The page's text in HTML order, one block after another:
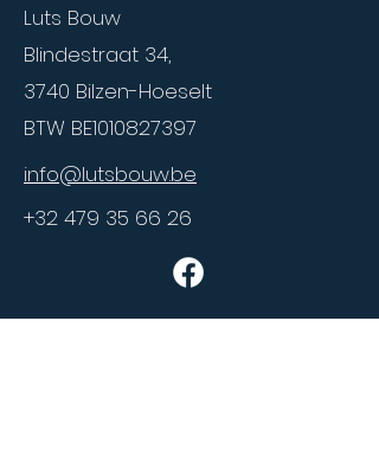
Luts Bouw
Blindestraat 34,
3740 Bilzen-Hoeselt
BTW BE1010827397
info@lutsbouw.be
+32 479 35 66 26